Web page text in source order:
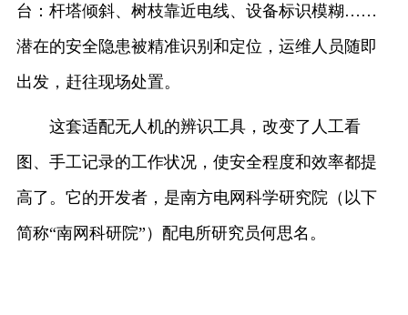
台：杆塔倾斜、树枝靠近电线、设备标识模糊……
潜在的安全隐患被精准识别和定位，运维人员随即
出发，赶往现场处置。
这套适配无人机的辨识工具，改变了人工看
图、手工记录的工作状况，使安全程度和效率都提
高了。它的开发者，是南方电网科学研究院（以下
简称“南网科研院”）配电所研究员何思名。